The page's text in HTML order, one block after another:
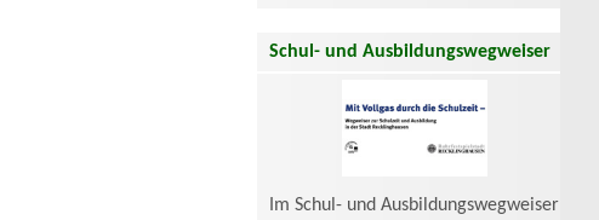
Schul- und Ausbildungswegweiser
Im Schul- und Ausbildungswegweiser